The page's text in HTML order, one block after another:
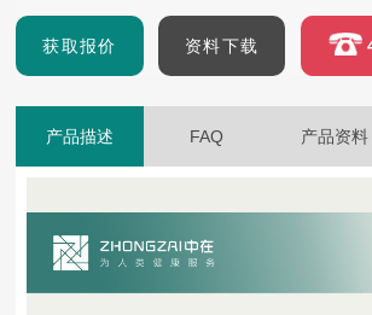
src=&quot;/Upload/ueditor/php/upload/
title=&quot;1...
获取报价 资料下载
产品描述 FAQ 产品资料